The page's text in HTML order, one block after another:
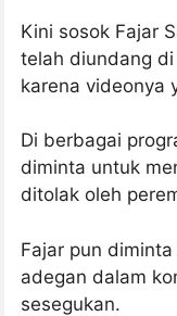
Kini sosok Fajar
telah diundang
karena videonya
Di berbagai
diminta untuk
ditolak oleh
Fajar pun
adegan dalam
sesegukan.